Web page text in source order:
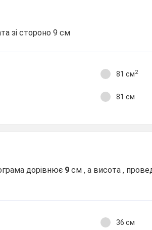
зі стороно 9 см
81 см2
81 см
дорівнює 9 см , а висота ,
36 см